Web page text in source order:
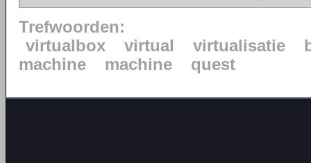
Trefwoorden:
virtualbox
virtual virtualisatie
machine
machine quest